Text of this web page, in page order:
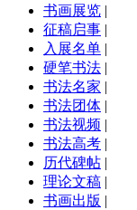
书画展览 |
征稿启事 |
入展名单 |
硬笔书法 |
书法名家 |
书法团体 |
书法视频 |
书法高考 |
历代碑帖 |
理论文稿 |
书画出版 |